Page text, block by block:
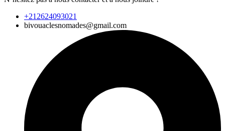
+212624093021
bivouaclesnomades@gmail.com